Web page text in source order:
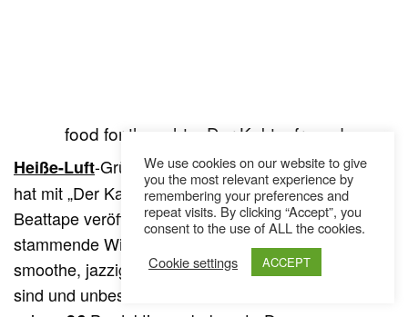
food for thought – Der Kaktusfreund
Heiße-Luft-Gründungsmitgliedfood for thought
hat mit „Der Kaktusfreund“ kürzlich sein erstes Solo-
Beattape veröffentlicht. Der aus Luxemburg
stammende Wiener Produzent sorgt darauf für
smoothe, jazzige Klänge, die durchwegs entspannt
sind und unbeschwert anmuten – wie bereits von
We use cookies on our website to give
you the most relevant experience by
remembering your preferences and
repeat visits. By clicking “Accept”, you
consent to the use of ALL the cookies.
Cookie settings
ACCEPT